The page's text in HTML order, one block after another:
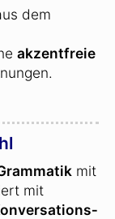
dem
akzentfreie
mit
mit